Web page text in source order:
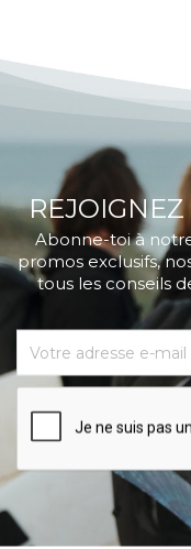
Abonne-toi à
promos exclusifs,
tous les conseils